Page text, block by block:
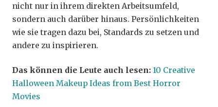
nicht nur in ihrem direkten Arbeitsumfeld,
sondern auch darüber hinaus. Persönlichkeiten
wie sie tragen dazu bei, Standards zu setzen und
andere zu inspirieren.
Das können die Leute auch lesen: 10 Creative
Halloween Makeup Ideas from Best Horror
Movies